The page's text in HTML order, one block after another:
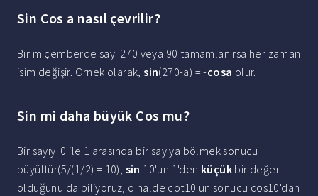
Sin Cos a nasıl çevrilir?
Birim çemberde sayı 270 veya 90 tamamlanırsa her zaman
isim değişir. Örnek olarak,sin(270-a) = -cosa olur.
Sin mi daha büyük Cos mu?
Bir sayıyı 0 ile 1 arasında bir sayıya bölmek sonucu
büyültür(5/(1/2) = 10), sin 10'un 1'den küçük bir değer
olduğunu da biliyoruz, o halde cot10'un sonucu cos10'dan